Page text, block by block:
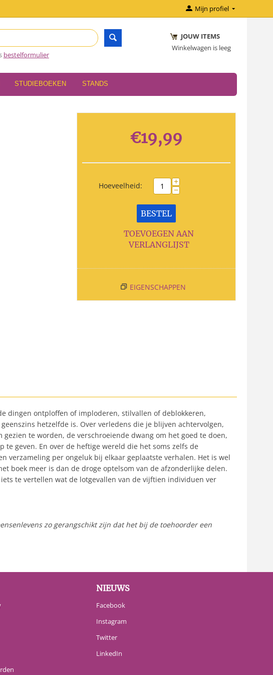
Mijn profiel
bestelformulier
JOUW ITEMS
Winkelwagen is leeg
STUDIEBOEKEN STANDS
€19,99
Hoeveelheid: +
−
BESTEL
TOEVOEGEN AAN
VERLANGLIJST
EIGENSCHAPPEN
dingen ontploffen of imploderen, stilvallen of deblokkeren,
hetzelfde is. Over verledens die je blijven achtervolgen,
te worden, de verschroeiende dwang om het goed te doen,
geven. En over de heftige wereld die het soms zelfs de
verzameling per ongeluk bij elkaar geplaatste verhalen. Het is wel
boek meer is dan de droge optelsom van de afzonderlijke delen.
te vertellen wat de lotgevallen van de vijftien individuen ver
zo gerangschikt zijn dat het bij de toehoorder een
NIEUWS
Facebook
Instagram
Twitter
LinkedIn